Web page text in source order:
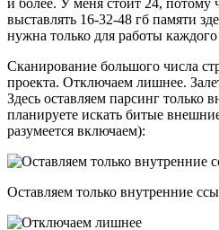
выставлять 16-32-48 гб памяти
нужна только для работы каждого
Сканирование большого числа
проекта. Отключаем лишнее.
Здесь оставляем парсинг только
планируете искать битые
разумеется включаем):
Оставляем только внутренние